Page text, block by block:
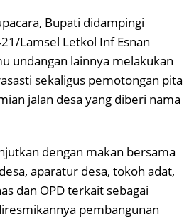
Bupati didampingi
Lamsel Letkol Inf Esnan
undangan lainnya melakukan
sekaligus pemotongan pita
jalan desa yang diberi nama
dengan makan bersama
aparatur desa, tokoh adat,
dan OPD terkait sebagai
pembangunan